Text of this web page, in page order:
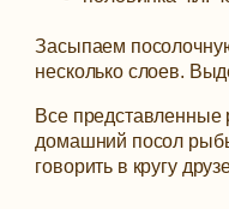
Засыпаем
несколько слоев.
Все представленные
домашний посол
говорить в кругу